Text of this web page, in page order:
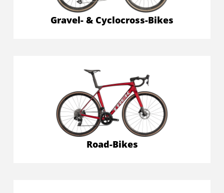
Gravel- & Cyclocross-Bikes
Road-Bikes